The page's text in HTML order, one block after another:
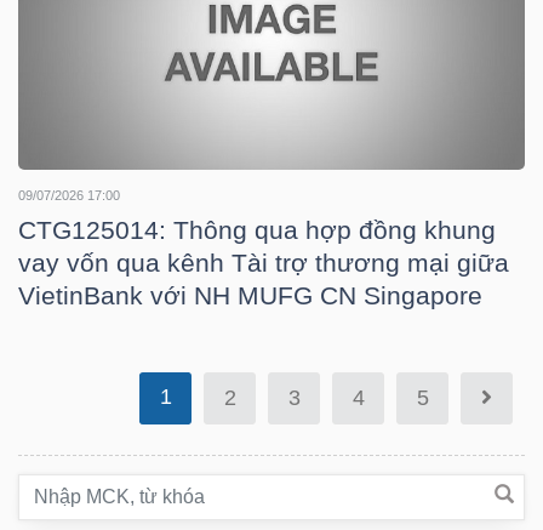
09/07/2026 17:00
CTG125014: Thông qua hợp đồng khung
vay vốn qua kênh Tài trợ thương mại giữa
VietinBank với NH MUFG CN Singapore
1 2 3 4 5
Người nội bộ Người liên quan
Bài
(-)